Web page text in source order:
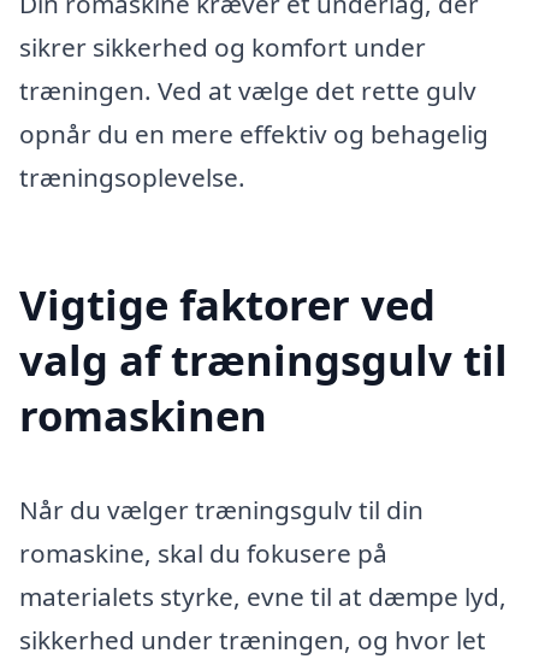
sikrer sikkerhed og komfort under
træningen. Ved at vælge det rette gulv
opnår du en mere effektiv og behagelig
træningsoplevelse.
Vigtige faktorer ved
valg af træningsgulv til
romaskinen
Når du vælger træningsgulv til din
romaskine, skal du fokusere på
materialets styrke, evne til at dæmpe lyd,
sikkerhed under træningen, og hvor let